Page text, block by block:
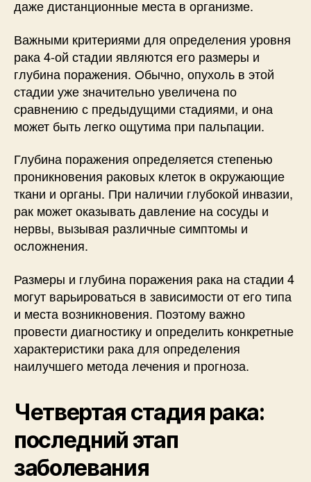
даже дистанционные места в организме.
Важными критериями для определения уровня
рака 4-ой стадии являются его размеры и
глубина поражения. Обычно, опухоль в этой
стадии уже значительно увеличена по
сравнению с предыдущими стадиями, и она
может быть легко ощутима при пальпации.
Глубина поражения определяется степенью
проникновения раковых клеток в окружающие
ткани и органы. При наличии глубокой инвазии,
рак может оказывать давление на сосуды и
нервы, вызывая различные симптомы и
осложнения.
Размеры и глубина поражения рака на стадии 4
могут варьироваться в зависимости от его типа
и места возникновения. Поэтому важно
провести диагностику и определить конкретные
характеристики рака для определения
наилучшего метода лечения и прогноза.
Четвертая стадия рака:
последний этап
заболевания